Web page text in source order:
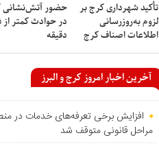
تأکید شهرداری کرج بر
لزوم به‌روزرسانی
اطلاعات اصناف کرج
حضور آتش‌نشانی
در
دقیقه
آخرین اخبار امروز کرج و البرز
افزایش برخی تعرفه‌های خدمات در
مراحل قانونی متوقف شد